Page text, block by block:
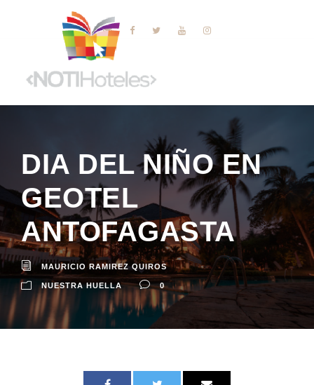
DIA DEL NIÑO EN
GEOTEL
ANTOFAGASTA
MAURICIO RAMIREZ QUIROS
NUESTRA HUELLA 0